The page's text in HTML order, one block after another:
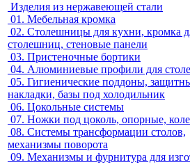
Изделия из нержавеющей стали
01. Мебельная кромка
02. Столешницы для кухни, кромка
столешниц, стеновые панели
03. Пристеночные бортики
04. Алюминиевые профили для
05. Гигиенические поддоны,
накладки, базы под холодильник
06. Цокольные системы
07. Ножки под цоколь, опорные,
08. Системы трансформации столов,
механизмы поворота
09. Механизмы и фурнитура для